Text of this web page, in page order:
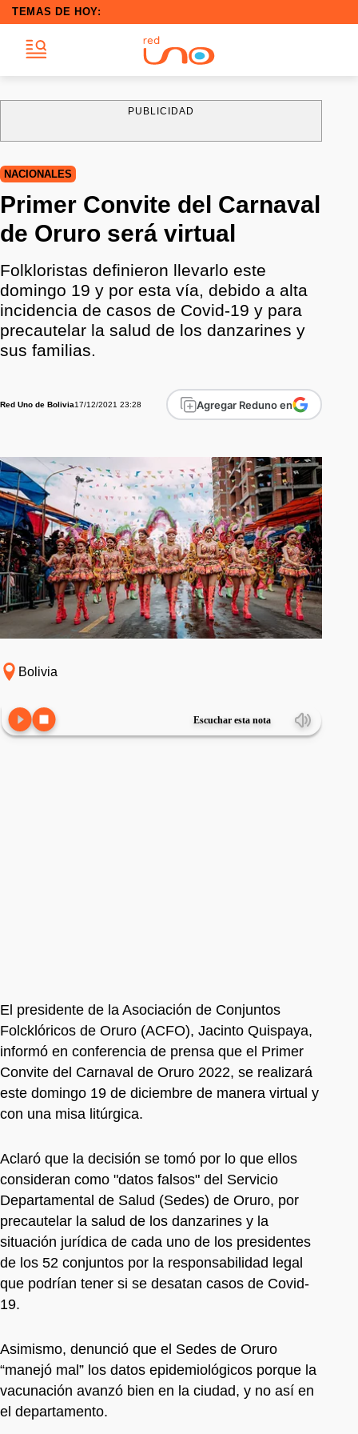
TEMAS DE HOY:
PUBLICIDAD
NACIONALES
Primer Convite del Carnaval
de Oruro será virtual
Folkloristas definieron llevarlo este
domingo 19 y por esta vía, debido a alta
incidencia de casos de Covid-19 y para
precautelar la salud de los danzarines y
sus familias.
Red Uno de Bolivia17/12/2021 23:28 Agregar Reduno en
Bolivia
Escuchar esta nota
El presidente de la Asociación de Conjuntos
Folcklóricos de Oruro (ACFO), Jacinto Quispaya,
informó en conferencia de prensa que el Primer
Convite del Carnaval de Oruro 2022, se realizará
este domingo 19 de diciembre de manera virtual y
con una misa litúrgica.
Aclaró que la decisión se tomó por lo que ellos
consideran como "datos falsos" del Servicio
Departamental de Salud (Sedes) de Oruro, por
precautelar la salud de los danzarines y la
situación jurídica de cada uno de los presidentes
de los 52 conjuntos por la responsabilidad legal
que podrían tener si se desatan casos de Covid-
19.
Asimismo, denunció que el Sedes de Oruro
“manejó mal” los datos epidemiológicos porque la
vacunación avanzó bien en la ciudad, y no así en
el departamento.